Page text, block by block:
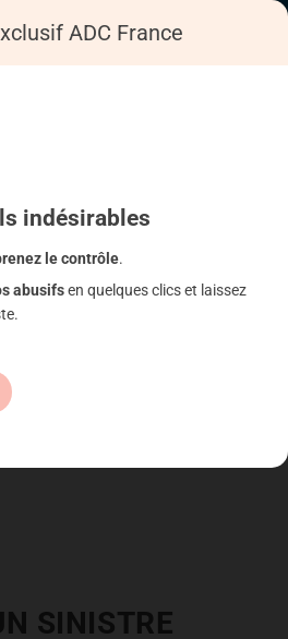
SINISTRE
ADC France
indésirables
le contrôle.
abusifsen quelques clics et laissez